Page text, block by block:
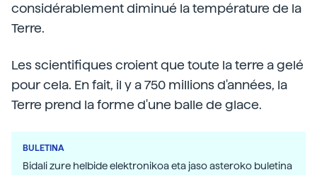
considérablement diminué la température de la
Terre.
Les scientifiques croient que toute la terre a gelé
pour cela. En fait, il y a 750 millions d'années, la
Terre prend la forme d'une balle de glace.
BULETINA
Bidali zure helbide elektronikoa eta jaso asteroko buletina